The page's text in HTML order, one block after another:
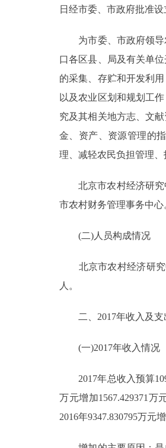
政务服务
个人服务
便民服务
中介服务
参与调查
走进北京
北京概况
DEUTSCH
日经市委、市政府批准
为市委、市政府领导
口各区县、局及有关单
的采集、存贮和开发利
以及农业区划和规划工
究及其相关地方志、文
金、资产、资源管理的
理、减轻农民负担管理
北京市农村经济研究中
市农村财务管理事务中心
(二)人员构成情况
北京市农村经济研究中
人。
二、2017年收入及支
(一)2017年收入情况
2017年总收入预算
万元增加1567.429371万
2016年9347.830795万元